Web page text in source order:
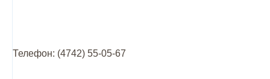
Телефон: (4742) 55-05-67